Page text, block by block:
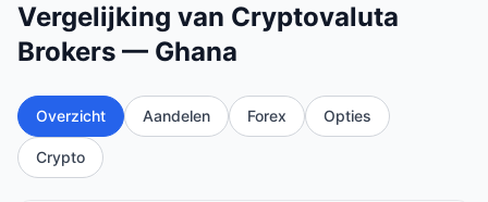
Vergelijking van Cryptovaluta
Brokers — Ghana
Overzicht Aandelen Forex Opties
Crypto